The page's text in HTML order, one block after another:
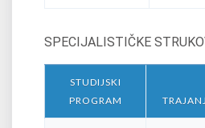
SPECIJALISTIČKE
STUDIJSKI
PROGRAM